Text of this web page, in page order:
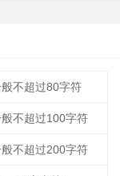
不超过80字符
不超过100字符
不超过200字符